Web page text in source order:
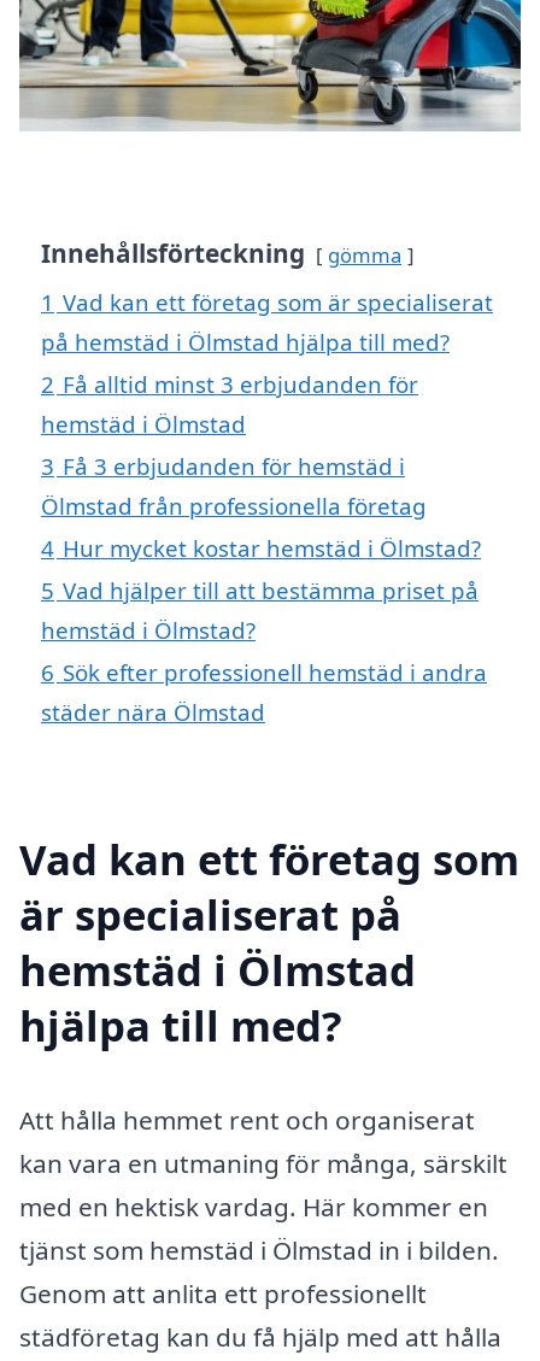
Innehållsförteckning gömma
1 Vad kan ett företag som är specialiserat
på hemstäd i Ölmstad hjälpa till med?
2 Få alltid minst 3 erbjudanden för
hemstäd i Ölmstad
3 Få 3 erbjudanden för hemstäd i
Ölmstad från professionella företag
4 Hur mycket kostar hemstäd i Ölmstad?
5 Vad hjälper till att bestämma priset på
hemstäd i Ölmstad?
6 Sök efter professionell hemstäd i andra
städer nära Ölmstad
Vad kan ett företag som
är specialiserat på
hemstäd i Ölmstad
hjälpa till med?
Att hålla hemmet rent och organiserat
kan vara en utmaning för många, särskilt
med en hektisk vardag. Här kommer en
tjänst som hemstäd i Ölmstad in i bilden.
Genom att anlita ett professionellt
städföretag kan du få hjälp med att hålla